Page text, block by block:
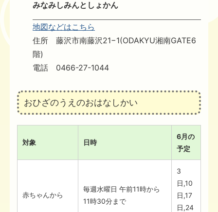
みなみしみんとしょかん
地図などはこちら
住所 藤沢市南藤沢21−1(ODAKYU湘南GATE6
階)
電話 0466-27-1044
おひざのうえのおはなしかい
対象 日時
6月の
予定
赤ちゃんから
毎週水曜日 午前11時から
11時30分まで
3
日,10
日,17
日,24